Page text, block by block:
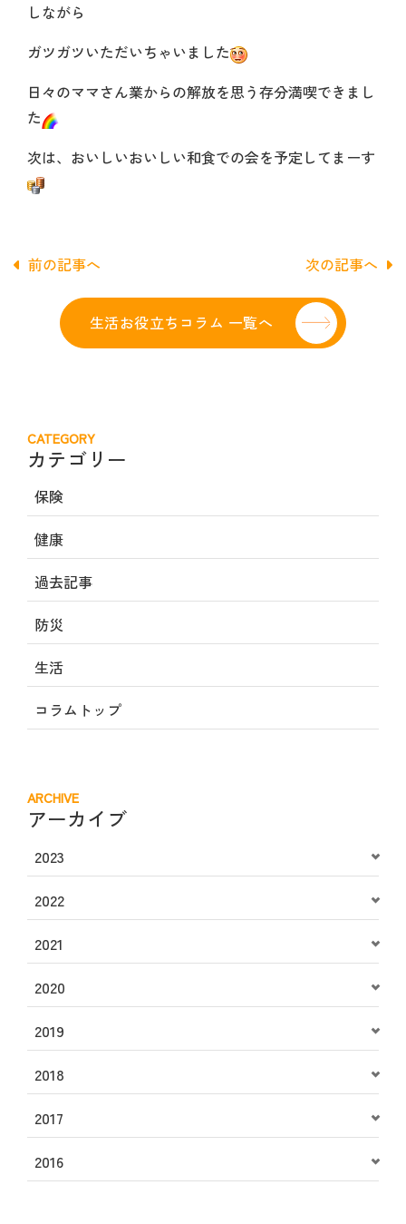
しながら
ガツガツいただいちゃいました
日々のママさん業からの解放を思う存分満喫できまし
た
次は、おいしいおいしい和食での会を予定してまーす
前の記事へ 次の記事へ
生活お役立ちコラム 一覧へ
CATEGORY
カテゴリー
保険
健康
過去記事
防災
生活
コラムトップ
ARCHIVE
アーカイブ
2023
2022
2021
2020
2019
2018
2017
2016